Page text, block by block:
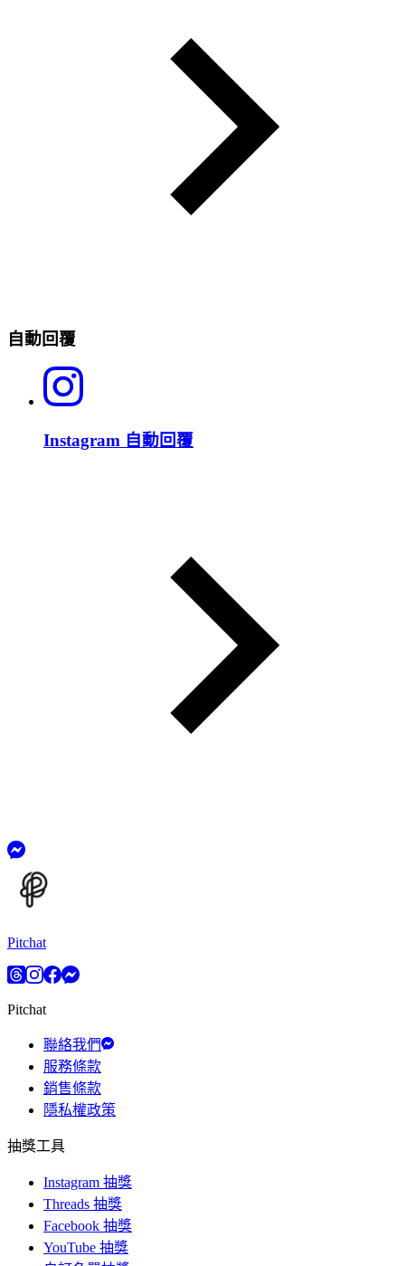
自動回覆
Instagram 自動回覆
Pitchat
Pitchat
聯絡我們
服務條款
銷售條款
隱私權政策
抽獎工具
Instagram 抽獎
Threads 抽獎
Facebook 抽獎
YouTube 抽獎